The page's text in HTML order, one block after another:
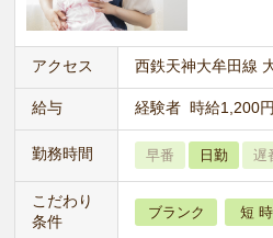
アクセス 西鉄天神大牟田線
給与 経験者 時給1,200
勤務時間 早番 日勤 遅
こだわり
条件
ブランク 短